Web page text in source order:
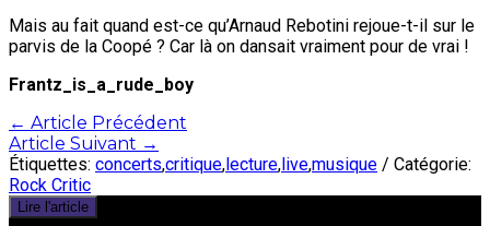
Mais au fait quand est-ce qu’Arnaud Rebotini rejoue-t-il sur le
parvis de la Coopé ? Car là on dansait vraiment pour de vrai !
Frantz_is_a_rude_boy
Post
navigation
← Article Précédent
Article Suivant →
Étiquettes: concerts,critique, lecture, live,musique / Catégorie:
Rock Critic
Lire l'article